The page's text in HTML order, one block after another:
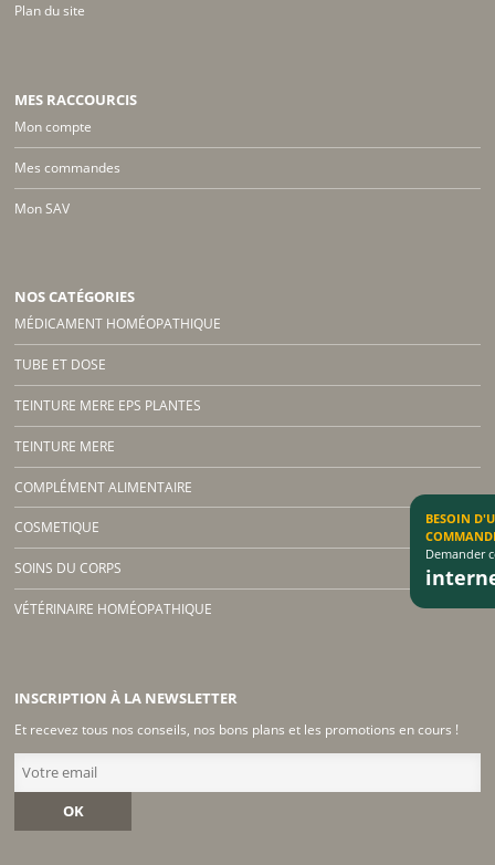
Plan du site
MES RACCOURCIS
Mon compte
Mes commandes
Mon SAV
NOS CATÉGORIES
MÉDICAMENT HOMÉOPATHIQUE
TUBE ET DOSE
TEINTURE MERE EPS PLANTES
TEINTURE MERE
COMPLÉMENT ALIMENTAIRE
COSMETIQUE
SOINS DU CORPS
VÉTÉRINAIRE HOMÉOPATHIQUE
INSCRIPTION À LA NEWSLETTER
Et recevez tous nos conseils, nos bons plans et les promotions en cours !
OK
BESOIN
Demander